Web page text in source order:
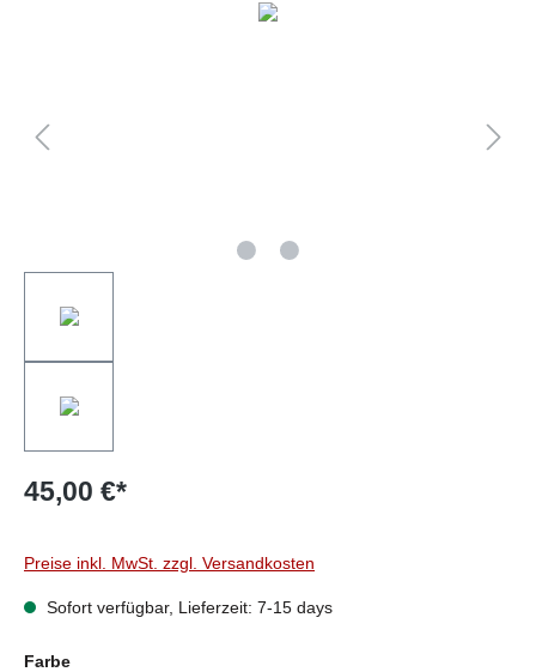
45,00 €*
Preise inkl. MwSt. zzgl. Versandkosten
Sofort verfügbar, Lieferzeit: 7-15 days
Farbeauswählen